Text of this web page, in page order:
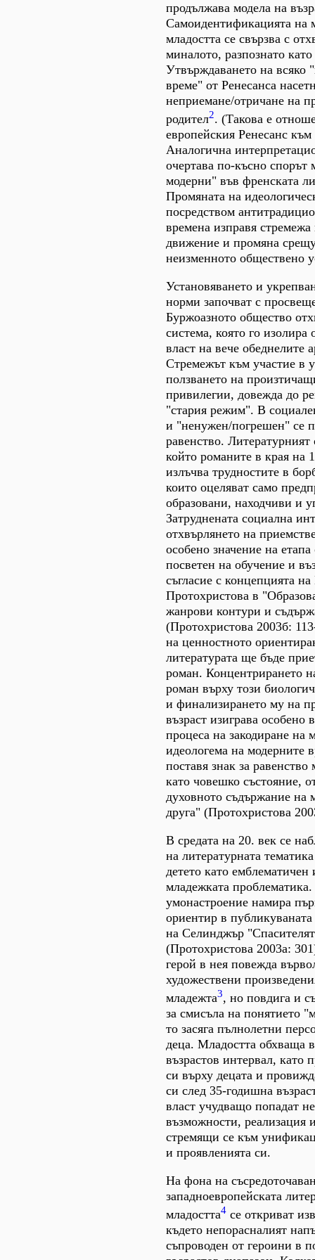
продължава модела на
Самоидентификацията на
младостта се свързва с
миналото, разпознато
Утвърждаването на всяко
време" от Ренесанса
неприемане/отричане на
родител2. (Такова е
европейския Ренесанс
Аналогична
очертава по-късно
модерни" във френската
Промяната на
посредством
времена изправя
движение и промяна
неизменното обществено
Установяването и
норми започват с
Буржоазното общество
система, която го изолира
власт на вече обеднелите
Стремежът към участие в
ползването на
привилегии, довежда до
"стария режим". В
и "ненужен/погрешен" се
равенство. Литературният
който романите в края на
излъчва трудностите в
които оцеляват само
образовани, находчиви и
Затруднената социална
отхвърлянето на
особено значение на
посветен на обучение и
съгласие с концепцията
Протохристова в
жанрови контури и
(Протохристова 2003б:
на ценностното
литературата ще бъде
роман. Концентрирането
роман върху този
и финализирането му на
възраст изиграва особено
процеса на закодиране на
идеологема на модерните
поставя знак за
като човешко състояние,
духовното съдържание на
друга" (Протохристова
В средата на 20. век се
на литературната
детето като емблематичен
младежката
умонастроение намира
ориентир в публикуваната
на Селинджър
(Протохристова 2003а:
герой в нея повежда
художествени
младежта3, но повдига и
за смисъла на понятието
то засяга пълнолетни
деца. Младостта обхваща
възрастов интервал, като
си върху децата и
си след 35-годишна
власт учудващо попадат
възможности, реализация
стремящи се към
и проявленията си.
На фона на
западноевропейската
младостта4 се откриват
където непорасналият
съпроводен от героини в